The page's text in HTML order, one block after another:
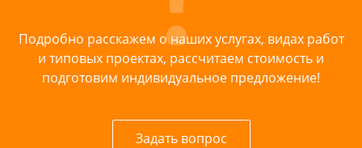
Подробно расскажем о наших услугах, видах работ
и типовых проектах, рассчитаем стоимость и
подготовим индивидуальное предложение!
Задать вопрос